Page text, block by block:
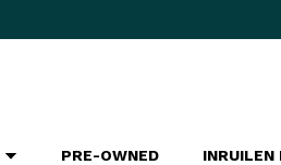
PRE-OWNED INRUILEN